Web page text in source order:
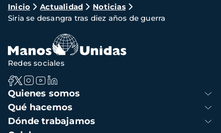
Ruta
de
navegación
Inicio Actualidad
Noticias
Siria se desangra tras diez años de guerra
Navegación
principal
Quienes somos
Qué hacemos
Dónde trabajamos
Redes sociales